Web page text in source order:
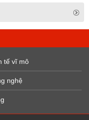
tế vĩ mô
nghệ